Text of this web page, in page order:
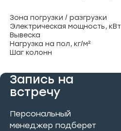
Зона погрузки / разгрузки
Электрическая мощность, кВт
Вывеска
Нагрузка на пол, кг/м²
Шаг колонн
Запись на
встречу
Персональный
менеджер подберет